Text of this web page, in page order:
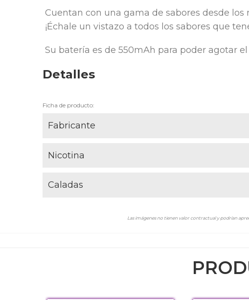
Cuentan con una gama de sabores desde
¡Échale un vistazo a todos los sabores que
Su batería es de 550mAh para poder agotar
Detalles
Ficha de producto:
Fabricante
Nicotina
Caladas
Las imágenes no tienen valor contractual y podrían